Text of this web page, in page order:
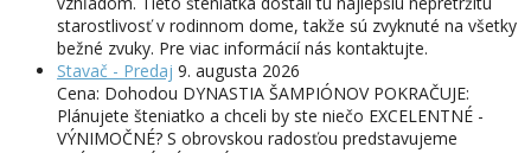
starostlivosť v rodinnom dome, takže sú zvyknuté na všetky
bežné zvuky. Pre viac informácií nás kontaktujte.
Stavač - Predaj 9. augusta 2026
Cena: Dohodou DYNASTIA ŠAMPIÓNOV POKRAČUJE:
Plánujete šteniatko a chceli by ste niečo EXCELENTNÉ -
VÝNIMOČNÉ? S obrovskou radosťou predstavujeme